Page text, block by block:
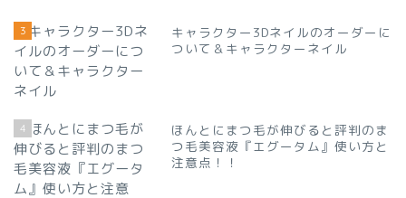
3
キャラクター3Dネイルのオーダーに
ついて＆キャラクターネイル
4
ほんとにまつ毛が伸びると評判のま
つ毛美容液『エグータム』使い方と
注意点！！